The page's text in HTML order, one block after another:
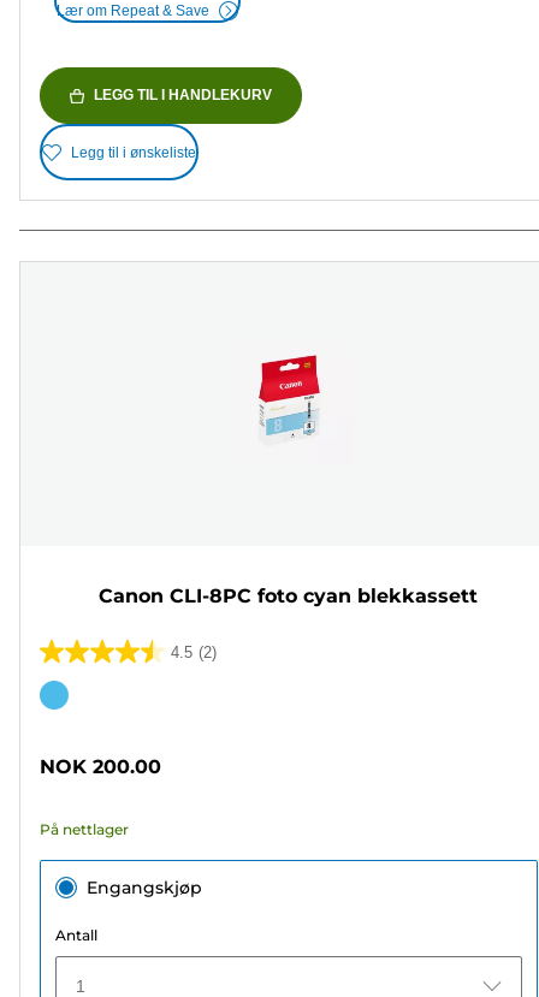
Lær om Repeat & Save
LEGG TIL I HANDLEKURV
Legg til i ønskeliste
Canon CLI-8PC foto cyan blekkassett
4.5 (2)
4.5
av
2
Fargekassett
NOK 200.00
På nettlager
Engangskjøp
Antall
1